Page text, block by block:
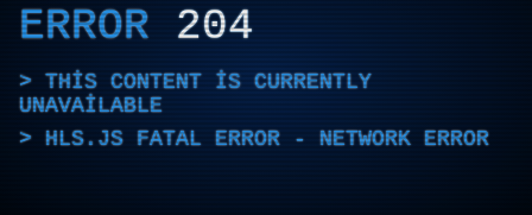
ERROR 204
THIS CONTENT IS CURRENTLY
UNAVAILABLE
HLS.JS FATAL ERROR - NETWORK ERROR